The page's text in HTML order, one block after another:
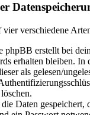
verschiedene
phpBB erstellt bei
erhalten bleiben.
als gelesen/
Daten